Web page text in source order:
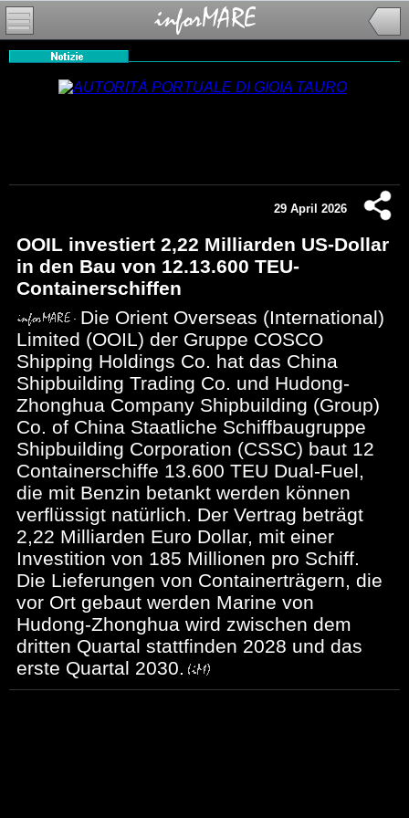
29 April 2026
OOIL investiert 2,22 Milliarden US-Dollar
in den Bau von 12.13.600 TEU-
Containerschiffen
Die Orient Overseas (International)
Limited (OOIL) der Gruppe COSCO
Shipping Holdings Co. hat das China
Shipbuilding Trading Co. und Hudong-
Zhonghua Company Shipbuilding (Group)
Co. of China Staatliche Schiffbaugruppe
Shipbuilding Corporation (CSSC) baut 12
Containerschiffe 13.600 TEU Dual-Fuel,
die mit Benzin betankt werden können
verflüssigt natürlich. Der Vertrag beträgt
2,22 Milliarden Euro Dollar, mit einer
Investition von 185 Millionen pro Schiff.
Die Lieferungen von Containerträgern, die
vor Ort gebaut werden Marine von
Hudong-Zhonghua wird zwischen dem
dritten Quartal stattfinden 2028 und das
erste Quartal 2030.